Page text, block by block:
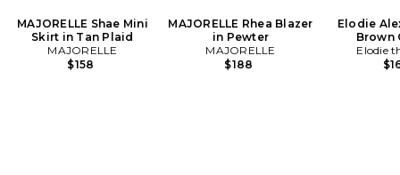
MAJORELLE Shae Mini
Skirt in Tan Plaid
MAJORELLE
$158
MAJORELLE Rhea Blazer
in Pewter
MAJORELLE
$188
Elodie
Brown
Elodie